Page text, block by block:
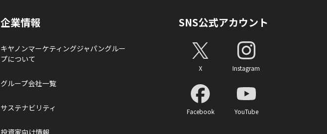
企業情報
キヤノンマーケティングジャパングルー
プについて
グループ会社一覧
サステナビリティ
投資家向け情報
SNS公式アカウント
X Instagram
Facebook YouTube